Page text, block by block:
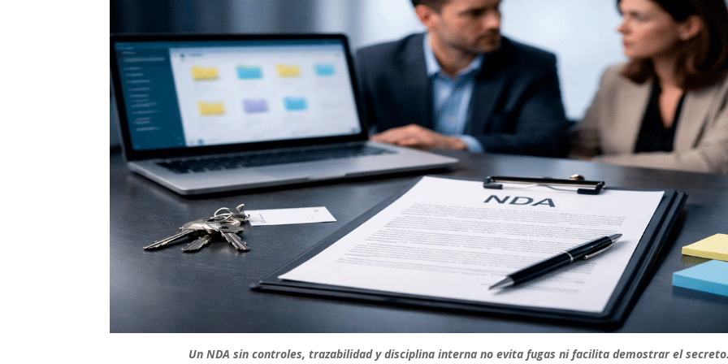
Un NDA sin controles, trazabilidad y disciplina interna no evita fugas ni facilita demostrar el